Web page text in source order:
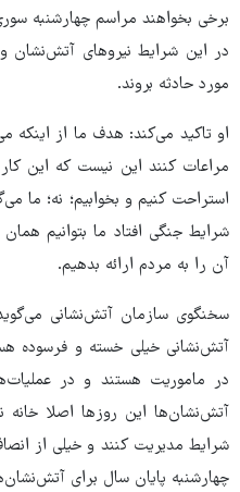
برخی بخواهند مراسم چهارشنبه
در این شرایط نیروهای آتش‌نشان
مورد حادثه بروند.
او تاکید می‌کند: هدف ما از
مراعات کنند این نیست که این
استراحت کنیم و بخوابیم؛ نه؛ ما
شرایط جنگی افتاد ما بتوانیم
آن را به مردم ارائه بدهیم.
سخنگوی سازمان آتش‌نشانی
در ماموریت هستند و در
آتش‌نشان‌ها این روزها اصلا خانه
شرایط مدیریت کنند و خیلی از
چهارشنبه پایان سال برای